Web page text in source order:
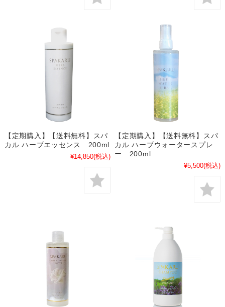
【定期購入】【送料無料】スパ
カル ハーブエッセンス 200ml
¥14,850(税込)
【定期購入】【送料無料】スパ
カル ハーブウォータースプレ
ー 200ml
¥5,500(税込)